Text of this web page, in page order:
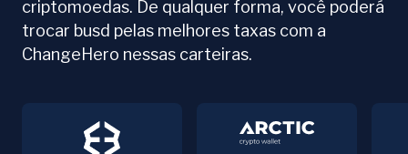
criptomoedas. De qualquer forma, você poderá
trocar busd pelas melhores taxas com a
ChangeHero nessas carteiras.